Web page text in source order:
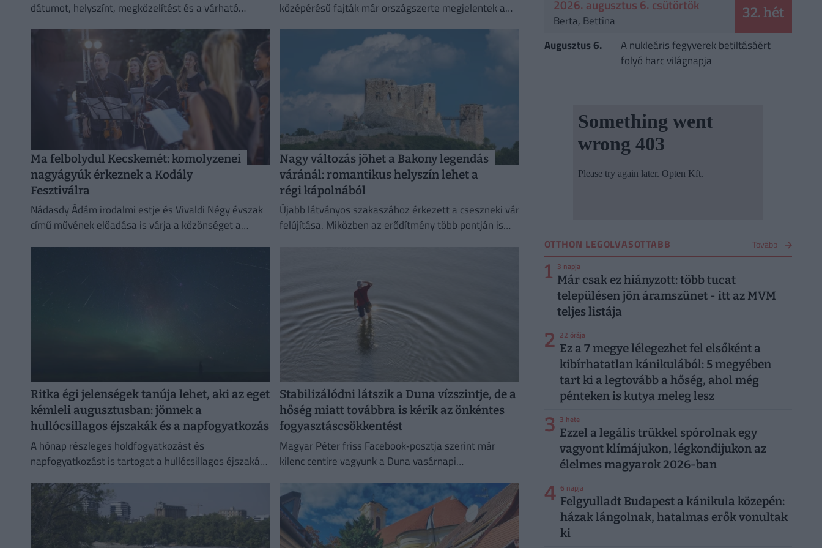
dátumot, helyszínt, megközelítést és a várható
középérésű fajták már országszerte megjelentek a
Ma felbolydul Kecskemét: komolyzenei
nagyágyúk érkeznek a Kodály
Fesztiválra
Nádasdy Ádám irodalmi estje és Vivaldi Négy évszak
című művének előadása is várja a közönséget a
Nagy változás jöhet a Bakony legendás
váránál: romantikus helyszín lehet a
régi kápolnából
Újabb látványos szakaszához érkezett a cseszneki vár
felújítása. Miközben az erődítmény több pontján is
Ritka égi jelenségek tanúja lehet, aki az eget
kémleli augusztusban: jönnek a
hullócsillagos éjszakák és a napfogyatkozás
A hónap részleges holdfogyatkozást és
napfogyatkozást is tartogat a hullócsillagos éjszakák
Stabilizálódni látszik a Duna vízszintje, de a
hőség miatt továbbra is kérik az önkéntes
fogyasztáscsökkentést
Magyar Péter friss Facebook‑posztja szerint már
kilenc centire vagyunk a Duna vasárnapi
2026. augusztus 6. csütörtök
Berta, Bettina 32. hét
Augusztus 6.
A nukleáris fegyverek betiltásáért
folyó harc világnapja
OTTHON LEGOLVASOTTABB Tovább
1 3 napja
Már csak ez hiányzott: több tucat
településen jön áramszünet - itt az MVM
teljes listája
2 22 órája
Ez a 7 megye lélegezhet fel elsőként a
kibírhatatlan kánikulából: 5 megyében
tart ki a legtovább a hőség, ahol még
pénteken is kutya meleg lesz
3 3 hete
Ezzel a legális trükkel spórolnak egy
vagyont klímájukon, légkondijukon az
élelmes magyarok 2026-ban
4 6 napja
Felgyulladt Budapest a kánikula közepén:
házak lángolnak, hatalmas erők vonultak
ki